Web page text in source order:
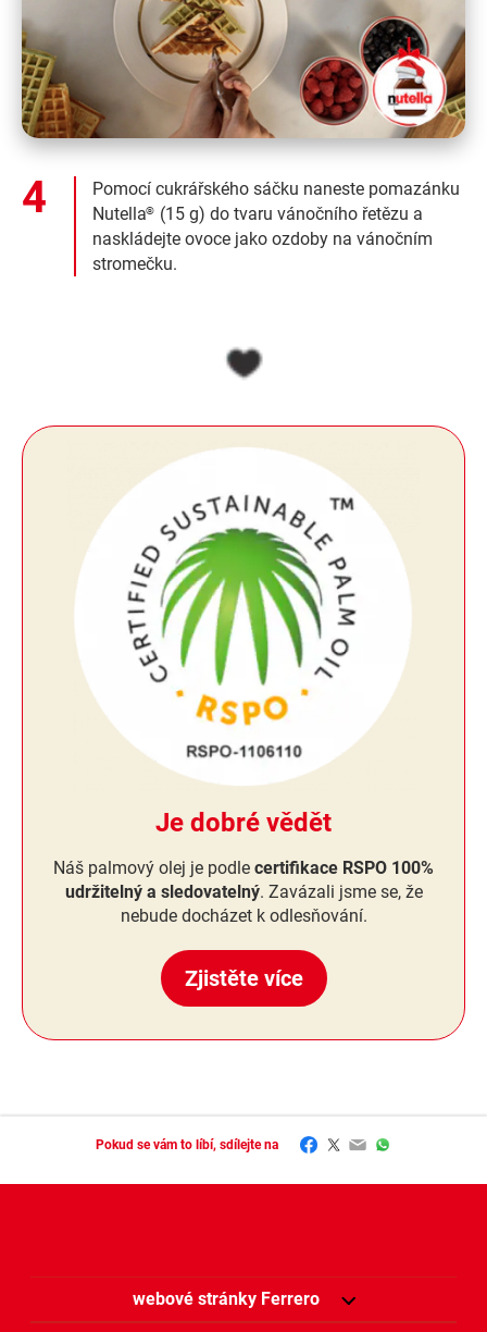
Pomocí cukrářského sáčku naneste pomazánku
Nutella® (15 g) do tvaru vánočního řetězu a
naskládejte ovoce jako ozdoby na vánočním
stromečku.
Je dobré vědět
Náš palmový olej je podle certifikace RSPO 100%
udržitelný a sledovatelný. Zavázali jsme se, že
nebude docházet k odlesňování.
Zjistěte více
Pokud se vám to líbí, sdílejte na Facebook
Twitter
EmailWhatsApp
webové stránky Ferrero